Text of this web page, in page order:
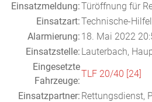
Einsatzmeldung:Türöffnung für
Einsatzart:Technische-
Alarmierung: 18. Mai 2022
Einsatzstelle: Lauterbach,
Eingesetzte
Fahrzeuge:
TLF 20/40 [24]
Einsatzpartner: Rettungsdienst,